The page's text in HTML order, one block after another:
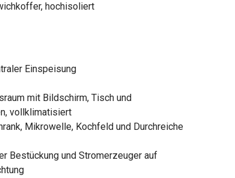
hochisoliert
Einspeisung
mit Bildschirm, Tisch und
vollklimatisiert
Mikrowelle, Kochfeld und Durchreiche
Bestückung und Stromerzeuger auf